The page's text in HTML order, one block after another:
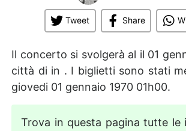
Tweet Share
Il concerto si svolgerà al il 01
città di in . I biglietti sono stati
giovedi 01 gennaio 1970 01h00.
Trova in questa pagina tutte le